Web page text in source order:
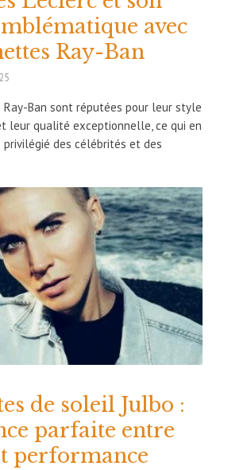
avec
Ray-Ban
Ban sont réputées pour leur style
leur qualité exceptionnelle, ce qui en
des célébrités et des
de soleil Julbo :
parfaite entre
performance